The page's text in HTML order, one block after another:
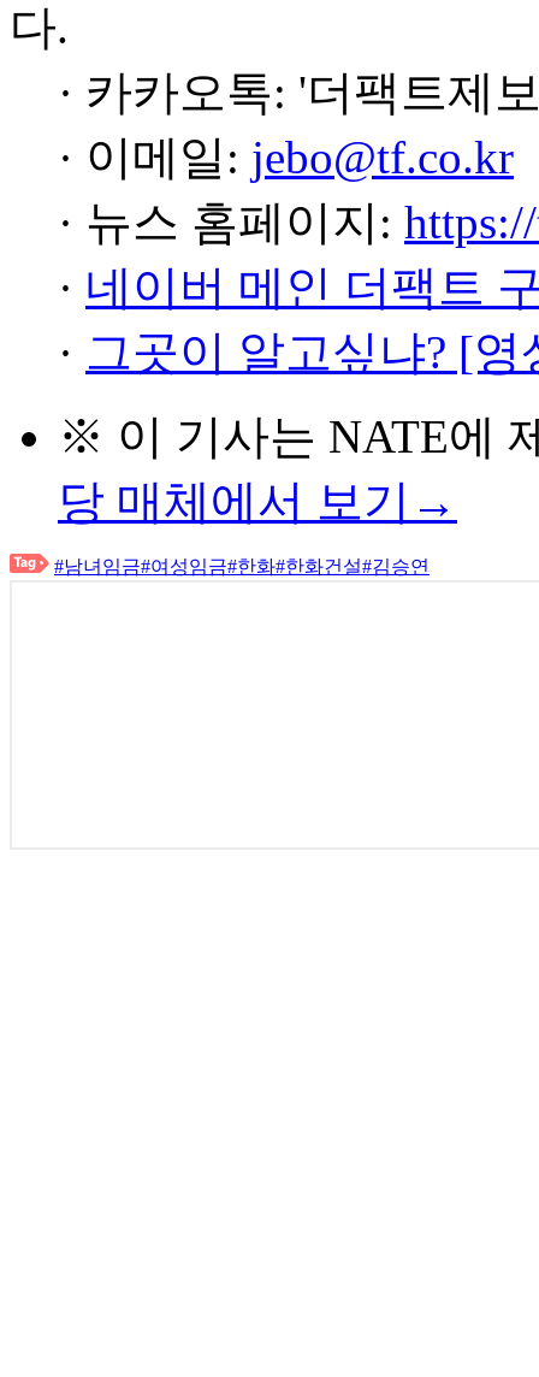
다.
· 카카오톡: '더팩트제
· 이메일: jebo@tf.co.kr
· 뉴스 홈페이지:
· 네이버 메인 더팩트
· 그곳이 알고싶냐? [
※ 이 기사는 NATE에
당 매체에서 보기→
#남녀임금#여성임금#한화#한화건설#김승연